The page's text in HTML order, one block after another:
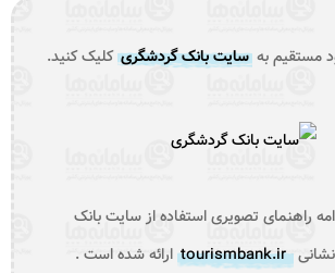
مستقیم بهسایت بانک گردشگریکلیک کنید.
راهنمای تصویری استفاده از سایت بانک
tourismbank.irارائه شده است .